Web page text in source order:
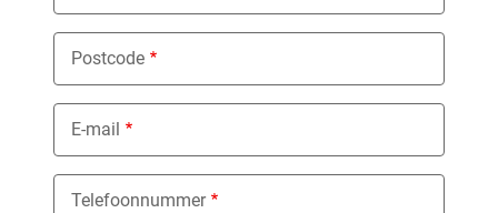
Postcode
E-mail
Telefoonnummer